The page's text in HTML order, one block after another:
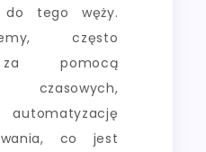
do tego węży.
często
pomocą
czasowych,
co jest